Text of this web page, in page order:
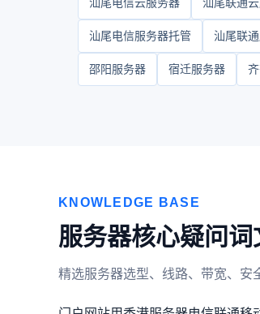
汕尾电信服务器托管 汕尾联
邵阳服务器 宿迁服务器
KNOWLEDGE BASE
服务器核心疑问词
精选服务器选型、线路、带宽、安